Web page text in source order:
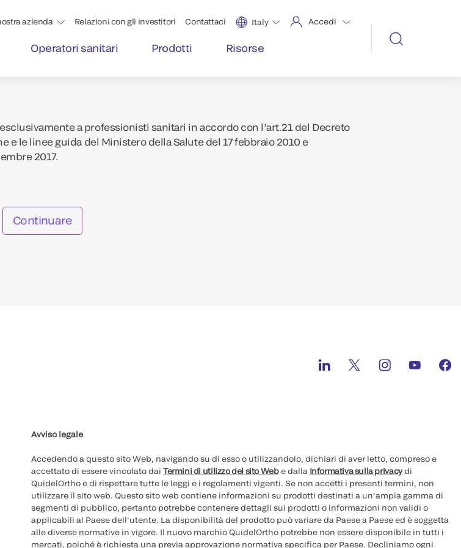
azienda Relazioni con gli investitori Contattaci Italy Accedi
Operatori sanitari Prodotti Risorse
a professionisti sanitari in accordo con l’art.21 del Decreto
e le linee guida del Ministero della Salute del 17 febbraio 2010 e
2017.
Continuare
Avviso legale
Accedendo a questo sito Web, navigando su di esso o utilizzandolo, dichiari di aver letto, compreso e
accettato di essere vincolato dai Termini di utilizzo del sito Webe dalla Informativa sulla privacydi
QuidelOrtho e di rispettare tutte le leggi e i regolamenti vigenti. Se non accetti i presenti termini, non
utilizzare il sito web. Questo sito web contiene informazioni su prodotti destinati a un'ampia gamma di
segmenti di pubblico, pertanto potrebbe contenere dettagli sui prodotti o informazioni non validi o
applicabili al Paese dell'utente. La disponibilità del prodotto può variare da Paese a Paese ed è soggetta
alle diverse normative in vigore. Il nuovo marchio QuidelOrtho potrebbe non essere disponibile in tutti i
mercati, poiché è richiesta una previa approvazione normativa specifica per Paese. Decliniamo ogni